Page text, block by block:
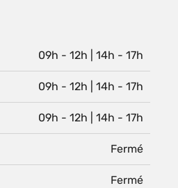
09h - 12h | 14h - 17h
09h - 12h | 14h - 17h
09h - 12h | 14h - 17h
Fermé
Fermé